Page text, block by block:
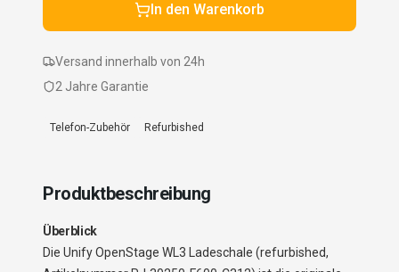
In den Warenkorb
Versand innerhalb von 24h
2 Jahre Garantie
Telefon-Zubehör Refurbished
Produktbeschreibung
Überblick
Die Unify OpenStage WL3 Ladeschale (refurbished,